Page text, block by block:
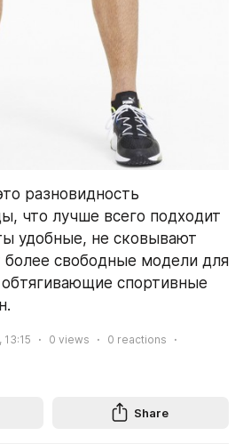
разновидность
что лучше всего подходит
удобные, не сковывают
свободные модели для
спортивные
0 views 0 reactions
Share